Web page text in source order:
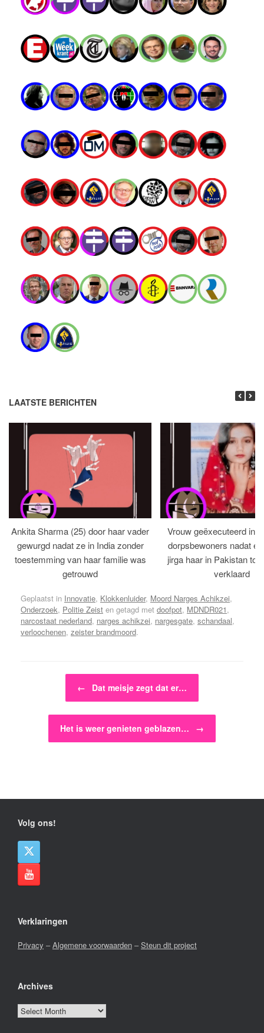
LAATSTE BERICHTEN
Ankita Sharma (25) door haar vader
gewurgd nadat ze in India zonder
toestemming van haar familie was
getrouwd
Vrouw geëxecuteerd in
dorpsbewoners nadat
jirga haar in Pakistan tot
verklaard
Geplaatst in Innovatie, Klokkenluider, Moord Narges Achikzei,
Onderzoek, Politie Zeist en getagd met doofpot, MDNDR021,
narcostaat nederland, narges achikzei, nargesgate, schandaal,
verloochenen, zeister brandmoord.
Bericht navigatie
← Dat meisje zegt dat er…
Het is weer genieten geblazen… →
Volg ons!
Verklaringen
Privacy –Algemene voorwaarden –Steun dit project
Archives
Archives